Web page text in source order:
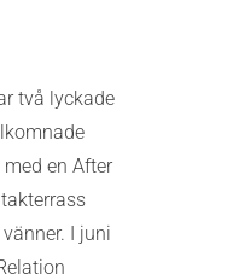
två lyckade
en After
I juni